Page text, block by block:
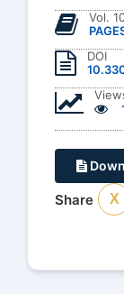
Vol.
DOI
Share X